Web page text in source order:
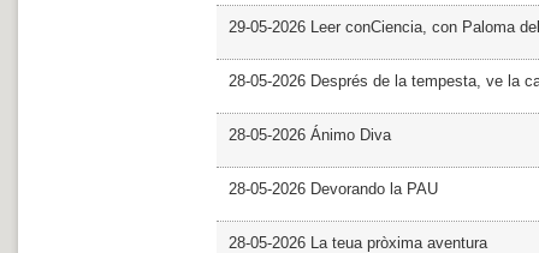
29-05-2026 Leer conCiencia, con Paloma
28-05-2026 Després de la tempesta, ve la
28-05-2026 Ánimo Diva
28-05-2026 Devorando la PAU
28-05-2026 La teua pròxima aventura